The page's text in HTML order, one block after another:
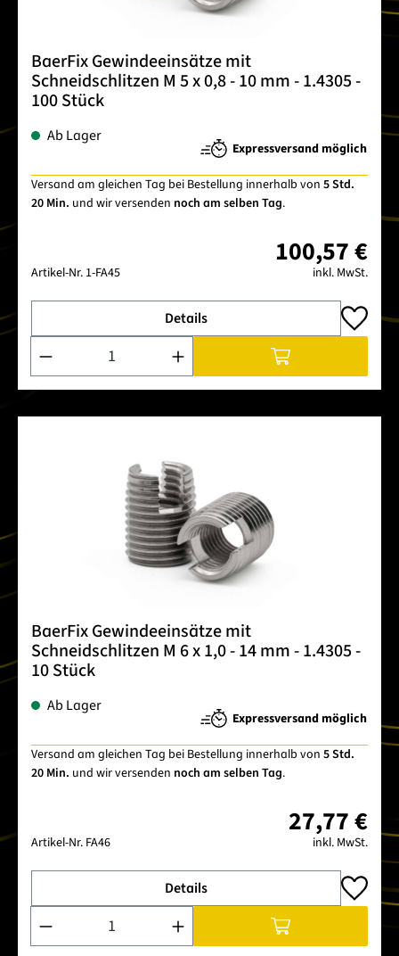
BaerFix Gewindeeinsätze mit
Schneidschlitzen M 5 x 0,8 - 10 mm - 1.4305 -
100 Stück
Ab Lager
Expressversand möglich
Versand am gleichen Tag bei Bestellung innerhalb von 5 Std.
20 Min. und wir versenden noch am selben Tag.
Artikel-Nr. 1-FA45
100,57 €
inkl. MwSt.
Details
Produkt Anzahl: Gib den gewünschten Wert ein oder
BaerFix Gewindeeinsätze mit
Schneidschlitzen M 6 x 1,0 - 14 mm - 1.4305 -
10 Stück
Ab Lager
Expressversand möglich
Versand am gleichen Tag bei Bestellung innerhalb von 5 Std.
20 Min. und wir versenden noch am selben Tag.
Artikel-Nr. FA46
27,77 €
inkl. MwSt.
Details
Produkt Anzahl: Gib den gewünschten Wert ein oder